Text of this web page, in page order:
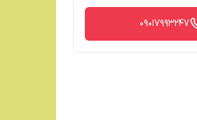
09017993247